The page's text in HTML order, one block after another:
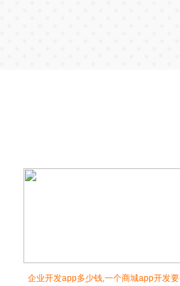
企业开发app多少钱,一个商城app开发要